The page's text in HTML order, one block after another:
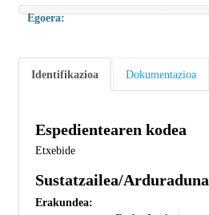
Egoera:
Identifikazioa Dokumentazioa
Espedientearen kodea
Etxebide
Sustatzailea/Arduraduna
Erakundea: